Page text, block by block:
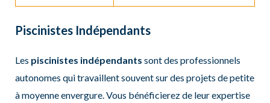
Piscinistes Indépendants
Les piscinistes indépendants sont des professionnels
autonomes qui travaillent souvent sur des projets de petite
à moyenne envergure. Vous bénéficierez de leur expertise